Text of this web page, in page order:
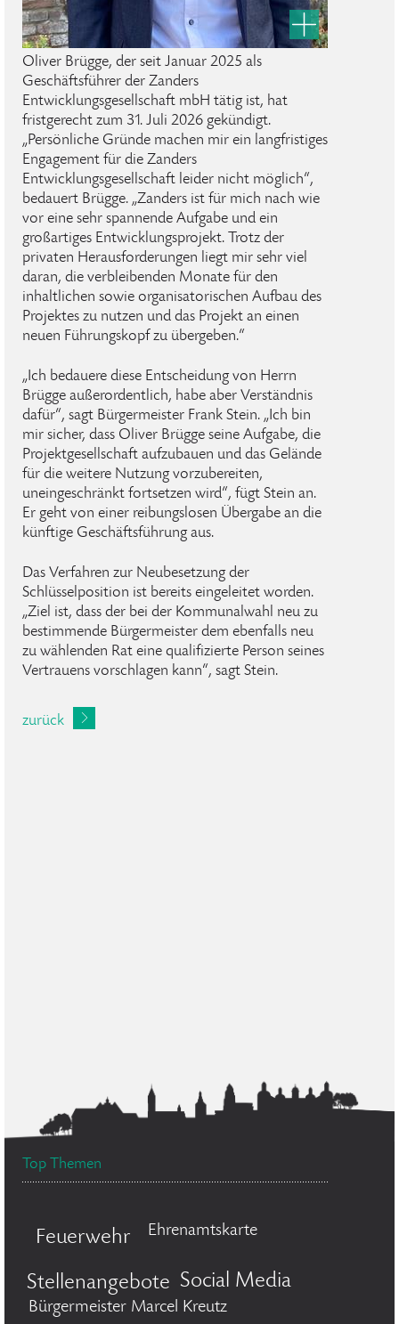
Oliver Brügge, der seit Januar 2025 als
Geschäftsführer der Zanders
Entwicklungsgesellschaft mbH tätig ist, hat
fristgerecht zum 31. Juli 2026 gekündigt.
„Persönliche Gründe machen mir ein langfristiges
Engagement für die Zanders
Entwicklungsgesellschaft leider nicht möglich“,
bedauert Brügge. „Zanders ist für mich nach wie
vor eine sehr spannende Aufgabe und ein
großartiges Entwicklungsprojekt. Trotz der
privaten Herausforderungen liegt mir sehr viel
daran, die verbleibenden Monate für den
inhaltlichen sowie organisatorischen Aufbau des
Projektes zu nutzen und das Projekt an einen
neuen Führungskopf zu übergeben.“
„Ich bedauere diese Entscheidung von Herrn
Brügge außerordentlich, habe aber Verständnis
dafür“, sagt Bürgermeister Frank Stein. „Ich bin
mir sicher, dass Oliver Brügge seine Aufgabe, die
Projektgesellschaft aufzubauen und das Gelände
für die weitere Nutzung vorzubereiten,
uneingeschränkt fortsetzen wird“, fügt Stein an.
Er geht von einer reibungslosen Übergabe an die
künftige Geschäftsführung aus.
Das Verfahren zur Neubesetzung der
Schlüsselposition ist bereits eingeleitet worden.
„Ziel ist, dass der bei der Kommunalwahl neu zu
bestimmende Bürgermeister dem ebenfalls neu
zu wählenden Rat eine qualifizierte Person seines
Vertrauens vorschlagen kann“, sagt Stein.
zurück
Top Themen
Feuerwehr Ehrenamtskarte
Stellenangebote Social Media
Bürgermeister Marcel Kreutz